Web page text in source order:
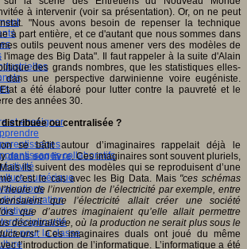
et enseigner
collaboratifs
numérique
pour la classe
à intervenir (voir sa présentation). Or, on ne peut
"Nous avons besoin de repenser la technique
à part entière, et ce d'autant que nous sommes dans
outils peuvent nous amener vers des modèles de
l'image des Big Data". Il faut rappeler à la suite d'Alain
des grands nombres, que les statistiques elles-
dans une perspective darwinienne voire eugéniste.
a été élaboré pour lutter contre la pauvreté et le
des années 30.
ou centralisée ?
se bâtit autour d’imaginaires rappelait déjà le
dans son livre. Ces imaginaires sont souvent pluriels,
ils suivent des modèles qui se reproduisent d’une
c’est le cas avec les Big Data. Mais "ces schémas
de l’invention de l’électricité par exemple, entre
que l’électricité allait créer une société
que d’autres imaginaient qu’elle allait permettre
décentralisée, où la production ne serait plus sous le
. Ces imaginaires duals ont joué du même
l’introduction de l’informatique. L’informatique a été